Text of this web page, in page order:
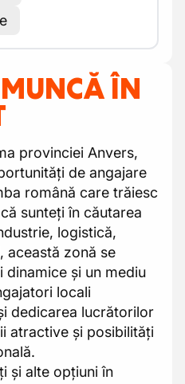
ÎN
provinciei Anvers,
de angajare
română care trăiesc
sunteți în căutarea
logistică,
această zonă se
și un mediu
locali
dedicarea lucrătorilor
atractive și posibilități
și alte opțiuni în